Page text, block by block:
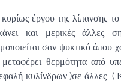
έργου της λίπανσης το
και μερικές άλλες
σαν ψυκτικό άπου
θερμότητα από
κυλίνδρων )σε άλλες (